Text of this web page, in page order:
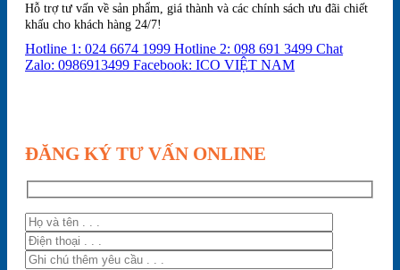
Hỗ trợ tư vấn về sản phẩm, giá thành và các chính sách ưu đãi chiết
khấu cho khách hàng 24/7!
Hotline 1: 024 6674 1999 Hotline 2: 098 691 3499 Chat
Zalo: 0986913499 Facebook: ICO VIỆT NAM
ĐĂNG KÝ TƯ VẤN ONLINE